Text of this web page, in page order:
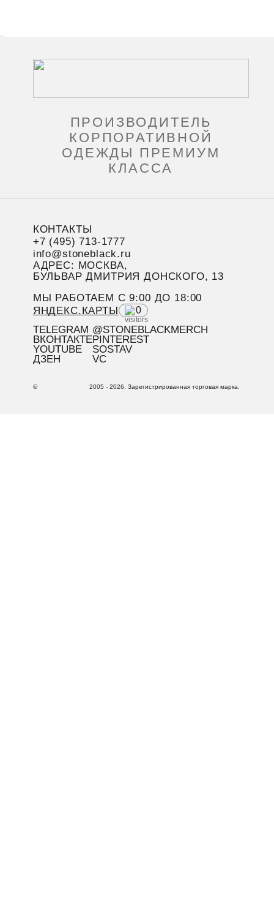
ПРОИЗВОДИТЕЛЬ
КОРПОРАТИВНОЙ
ОДЕЖДЫ ПРЕМИУМ
КЛАССА
КОНТАКТЫ
+7 (495) 713-1777
info@stoneblack.ru
АДРЕС: МОСКВА,
БУЛЬВАР ДМИТРИЯ ДОНСКОГО, 13
МЫ РАБОТАЕМ C 9:00 ДО 18:00
ЯНДЕКС.КАРТЫ
0
TELEGRAM
ВКОНТАКТЕ
YOUTUBE
ДЗЕН
@STONEBLACKMERCH
PINTEREST
SOSTAV
VC
© 2005 - 2026. Зарегистрированная торговая марка.